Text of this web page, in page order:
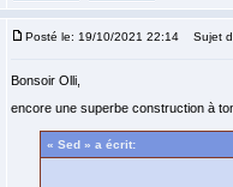
Posté le: 19/10/2021 22:14 Sujet
Bonsoir Olli,
encore une superbe construction à
« Sed » a écrit: